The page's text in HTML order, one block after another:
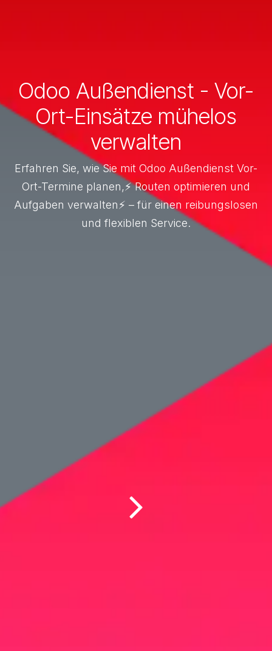
Odoo Außendienst - Vor-
Ort-Einsätze mühelos
verwalten
Erfahren Sie, wie Sie mit Odoo Außendienst Vor-
Ort-Termine planen,⚡ Routen optimieren und
Aufgaben verwalten⚡ – für einen reibungslosen
und flexiblen Service.